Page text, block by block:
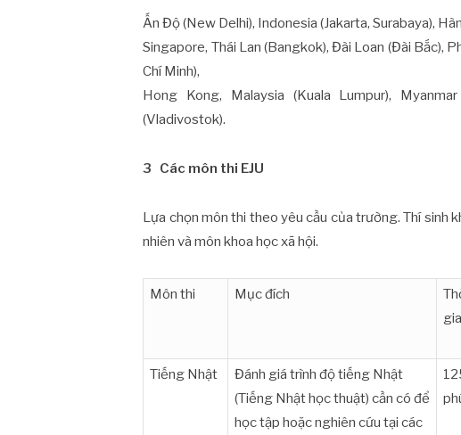
Ấn Độ (New Delhi), Indonesia (Jakarta, Surabaya),
Singapore, Thái Lan (Bangkok), Đài Loan (Đài Bắc),
Chí Minh),
Hong Kong, Malaysia (Kuala Lumpur),
(Vladivostok).
3 Các môn thi EJU
Lựa chọn môn thi theo yêu cầu của trường. Thí sinh
nhiên và môn khoa học xã hội.
Môn thi Mục đích
Tiếng Nhật
Đánh giá trình độ tiếng Nhật
(Tiếng Nhật học thuật) cần có để
học tập hoặc nghiên cứu tại các